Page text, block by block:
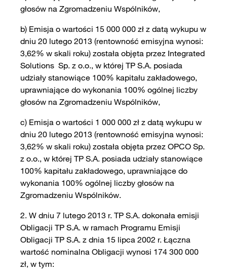
głosów na Zgromadzeniu Wspólników,
b) Emisja o wartości 15 000 000 zł z datą wykupu w
dniu 20 lutego 2013 (rentowność emisyjna wynosi:
3,62% w skali roku) została objęta przez Integrated
Solutions Sp. z o.o., w której TP S.A. posiada
udziały stanowiące 100% kapitału zakładowego,
uprawniające do wykonania 100% ogólnej liczby
głosów na Zgromadzeniu Wspólników,
c) Emisja o wartości 1 000 000 zł z datą wykupu w
dniu 20 lutego 2013 (rentowność emisyjna wynosi:
3,62% w skali roku) została objęta przez OPCO Sp.
z o.o., w której TP S.A. posiada udziały stanowiące
100% kapitału zakładowego, uprawniające do
wykonania 100% ogólnej liczby głosów na
Zgromadzeniu Wspólników.
2. W dniu 7 lutego 2013 r. TP S.A. dokonała emisji
Obligacji TP S.A. w ramach Programu Emisji
Obligacji TP S.A. z dnia 15 lipca 2002 r. Łączna
wartość nominalna Obligacji wynosi 174 300 000
zł, w tym: